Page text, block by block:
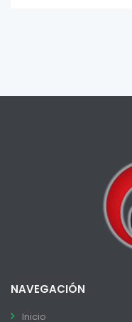
NAVEGACIÓN
Inicio